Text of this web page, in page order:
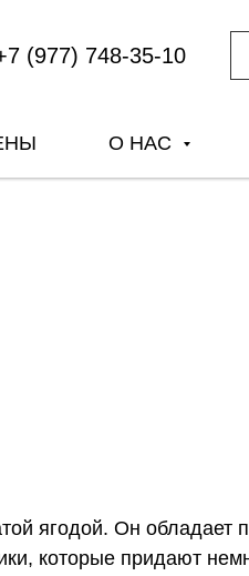
(977) 748-35-10
О НАС
ягодой. Он
которые придают